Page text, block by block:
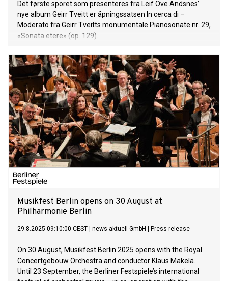
Det første sporet som presenteres fra Leif Ove Andsnes’
nye album Geirr Tveitt er åpningssatsen In cerca di –
Moderato fra Geirr Tveitts monumentale Pianosonate nr. 29,
«Sonata etere» (op. 129).
Musikfest Berlin opens on 30 August at
Philharmonie Berlin
29.8.2025 09:10:00 CEST news aktuell GmbH Press release
On 30 August, Musikfest Berlin 2025 opens with the Royal
Concertgebouw Orchestra and conductor Klaus Mäkelä.
Until 23 September, the Berliner Festspiele’s international